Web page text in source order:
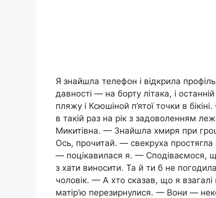
Я знайшла телефон і відкрила
давності — на борту літака, і
пляжу і Ксюшіной п’ятої точки в
в такій раз на рік з задоволенням
Микитівна. — Знайшла хмиря при
Ось, прочитай. — свекруха
— поцікавилася я. — Сподіваємося,
з хати виносити. Та й ти б не
чоловік. — А хто сказав, що я
матір’ю перезирнулися. — Вони —